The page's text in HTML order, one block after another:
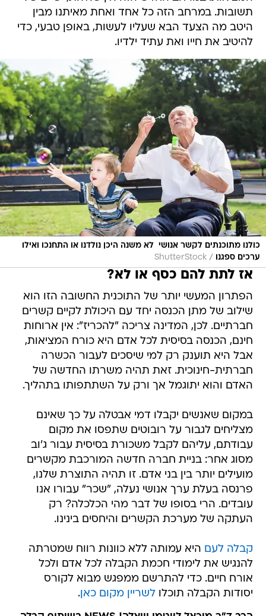
תשובות. במרחב הזה כל אחד ואחת מאיתנו מבין
היטב מה הצעד הבא שעליו לעשות, באופן טבעי, כדי
להיטיב את חייו ואת עתיד ילדיו.
כולנו מתוכנתים לקשר אנושי  לא משנה היכן נולדנו או התחנכו ואילו
ערכים ספגנו
/
ShutterStock
אז לתת להם כסף או לא?
הפתרון המעשי יותר של התוכנית החשובה הזו הוא
שילוב של מתן הכנסה יחד עם היכולת לקיים קשרים
חברתיים. לכן, המדינה צריכה "להכריז": אין ארוחות
חינם, הכנסה בסיסית לכל אדם היא כורח המציאות,
אבל היא תוענק רק למי שיסכים לעבור הכשרה
חברתית-חינוכית. זאת תהיה משרתו החדשה של
האדם והוא יתוגמל אך ורק על השתתפותו בתהליך.
במקום שאנשים יקבלו דמי אבטלה על כך שאינם
מצליחים לגבור על רובוטים שתפסו את מקום
עבודתם, עליהם לקבל משכורת בסיסית עבור ג'וב
מסוג אחר: בניית חברה חדשה המורכבת מקשרים
מועילים יותר בין בני אדם. זו תהיה התוצרת שלנו,
פרנסה בעלת ערך אנושי נעלה, "שכר" עבורו אנו
עובדים. הרי בסופו של דבר מהי הכלכלה? רק
העתקה של מערכת הקשרים והיחסים בינינו.
קבלה לעם היא עמותה ללא כוונות רווח שמטרתה
להנגיש את לימודי חכמת הקבלה לכל אדם ולכל
אורח חיים. כדי להתרשם ממפגש מבוא לקורס
יסודות הקבלה תוכלולשריין מקום כאן.